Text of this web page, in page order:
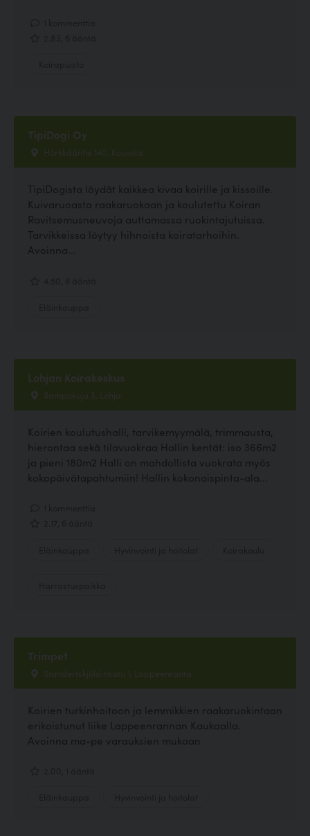
TipiDogi Oy
Hörkkääntie 140, Kouvola
TipiDogista löydät kaikkea kivaa koirille ja kissoille.
Kuivaruoasta raakaruokaan ja koulutettu Koiran
Ravitsemusneuvoja auttamassa ruokintajutuissa.
Tarvikkeissa löytyy hihnoista koiratarhoihin.
Avoinna...
Lohjan Koirakeskus
Sampokuja 3, Lohja
Koirien koulutushalli, tarvikemyymälä, trimmausta,
hierontaa sekä tilavuokraa Hallin kentät: iso 366m2
ja pieni 180m2 Halli on mahdollista vuokrata myös
kokopäivätapahtumiin! Hallin kokonaispinta-ala...
Trimpet
Standertskjöldinkatu 1, Lappeenranta
Koirien turkinhoitoon ja lemmikkien raakaruokintaan
erikoistunut liike Lappeenrannan Kaukaalla.
Avoinna ma-pe varauksien mukaan